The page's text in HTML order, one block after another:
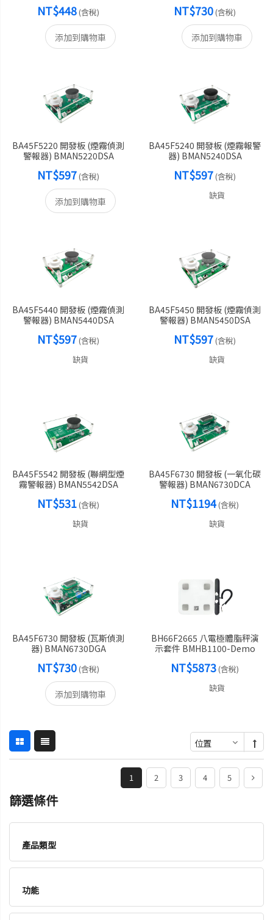
NT$448(含稅)
添加到購物車
NT$730(含稅)
添加到購物車
BA45F5220 開發板 (煙霧偵測
警報器) BMAN5220DSA
NT$597(含稅)
添加到購物車
BA45F5240 開發板 (煙霧報警
器) BMAN5240DSA
NT$597(含稅)
缺貨
BA45F5440 開發板 (煙霧偵測
警報器) BMAN5440DSA
NT$597(含稅)
缺貨
BA45F5450 開發板 (煙霧偵測
警報器) BMAN5450DSA
NT$597(含稅)
缺貨
BA45F5542 開發板 (聯網型煙
霧警報器) BMAN5542DSA
NT$531(含稅)
缺貨
BA45F6730 開發板 (一氧化碳
警報器) BMAN6730DCA
NT$1194(含稅)
缺貨
BA45F6730 開發板 (瓦斯偵測
器) BMAN6730DGA
NT$730(含稅)
添加到購物車
BH66F2665 八電極體脂秤演
示套件 BMHB1100-Demo
NT$5873(含稅)
缺貨
1 2 3 4 5
篩選條件
產品類型
功能